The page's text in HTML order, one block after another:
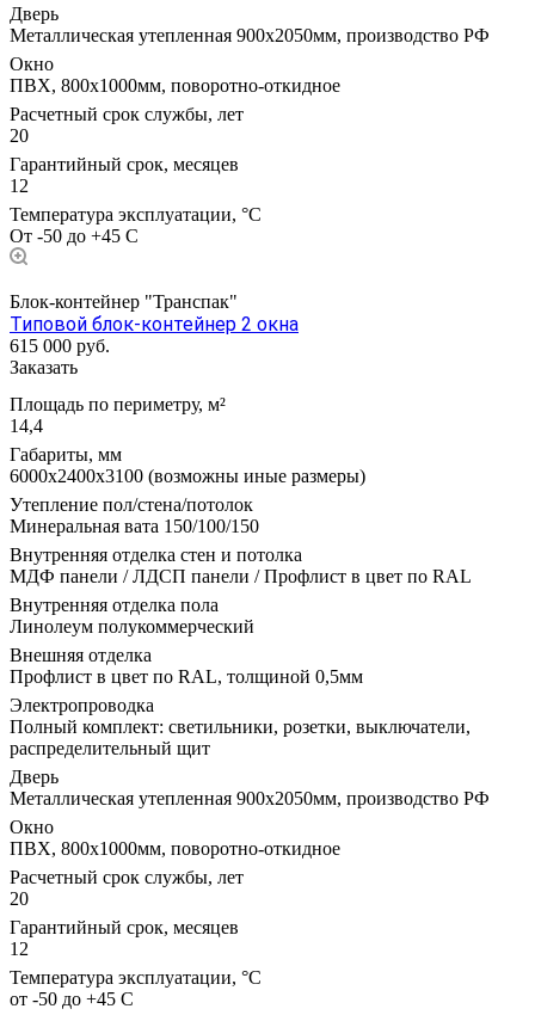
Дверь
Металлическая утепленная 900х2050мм, производство РФ
Окно
ПВХ, 800х1000мм, поворотно-откидное
Расчетный срок службы, лет
20
Гарантийный срок, месяцев
12
Температура эксплуатации, °С
От -50 до +45 С
Блок-контейнер "Транспак"
Типовой блок-контейнер 2 окна
615 000 руб.
Заказать
Площадь по периметру, м²
14,4
Габариты, мм
6000х2400х3100 (возможны иные размеры)
Утепление пол/стена/потолок
Минеральная вата 150/100/150
Внутренняя отделка стен и потолка
МДФ панели / ЛДСП панели / Профлист в цвет по RAL
Внутренняя отделка пола
Линолеум полукоммерческий
Внешняя отделка
Профлист в цвет по RAL, толщиной 0,5мм
Электропроводка
Полный комплект: светильники, розетки, выключатели,
распределительный щит
Дверь
Металлическая утепленная 900х2050мм, производство РФ
Окно
ПВХ, 800х1000мм, поворотно-откидное
Расчетный срок службы, лет
20
Гарантийный срок, месяцев
12
Температура эксплуатации, °С
от -50 до +45 С